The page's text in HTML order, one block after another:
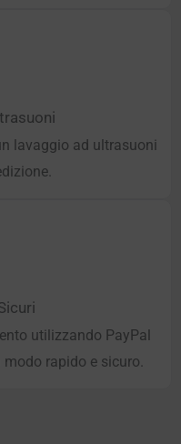
lavaggio ad ultrasuoni
utilizzando PayPal
rapido e sicuro.